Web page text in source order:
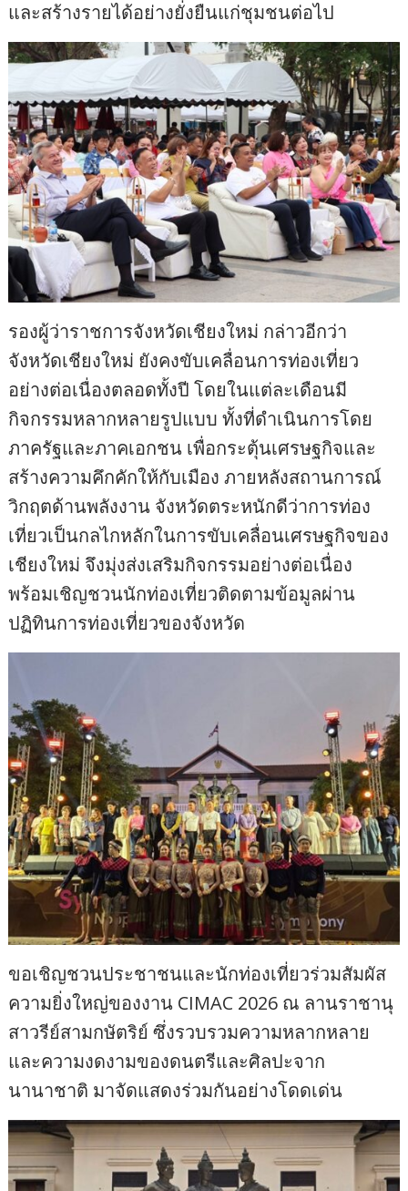
และสร้างรายได้อย่างยั่งยืนแก่ชุมชนต่อไป
รองผู้ว่าราชการจังหวัดเชียงใหม่ กล่าวอีกว่า
จังหวัดเชียงใหม่ ยังคงขับเคลื่อนการท่องเที่ยว
อย่างต่อเนื่องตลอดทั้งปี โดยในแต่ละเดือนมี
กิจกรรมหลากหลายรูปแบบ ทั้งที่ดำเนินการโดย
ภาครัฐและภาคเอกชน เพื่อกระตุ้นเศรษฐกิจและ
สร้างความคึกคักให้กับเมือง ภายหลังสถานการณ์
วิกฤตด้านพลังงาน จังหวัดตระหนักดีว่าการท่อง
เที่ยวเป็นกลไกหลักในการขับเคลื่อนเศรษฐกิจของ
เชียงใหม่ จึงมุ่งส่งเสริมกิจกรรมอย่างต่อเนื่อง
พร้อมเชิญชวนนักท่องเที่ยวติดตามข้อมูลผ่าน
ปฏิทินการท่องเที่ยวของจังหวัด
ขอเชิญชวนประชาชนและนักท่องเที่ยวร่วมสัมผัส
ความยิ่งใหญ่ของงาน CIMAC 2026 ณ ลานราชานุ
สาวรีย์สามกษัตริย์ ซึ่งรวบรวมความหลากหลาย
และความงดงามของดนตรีและศิลปะจาก
นานาชาติ มาจัดแสดงร่วมกันอย่างโดดเด่น